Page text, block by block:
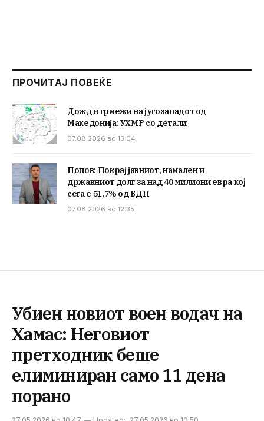
ПРОЧИТАЈ ПОВЕЌЕ
Дожд и грмежи на југозападот од
Македонија: УХМР со детали
07.08.2026 во 13:04
Попов: Покрај јавниот, намален и
државниот долг за над 40 милиони евра кој
сега е 51,7% од БДП
07.08.2026 во 12:35
Убиен новиот воен водач на
Хамас: Неговиот
претходник беше
елиминиран само 11 дена
порано